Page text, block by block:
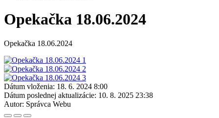
Opekačka 18.06.2024
Opekačka 18.06.2024
Dátum vloženia: 18. 6. 2024 8:00
Dátum poslednej aktualizácie: 10. 8. 2025 23:38
Autor: Správca Webu